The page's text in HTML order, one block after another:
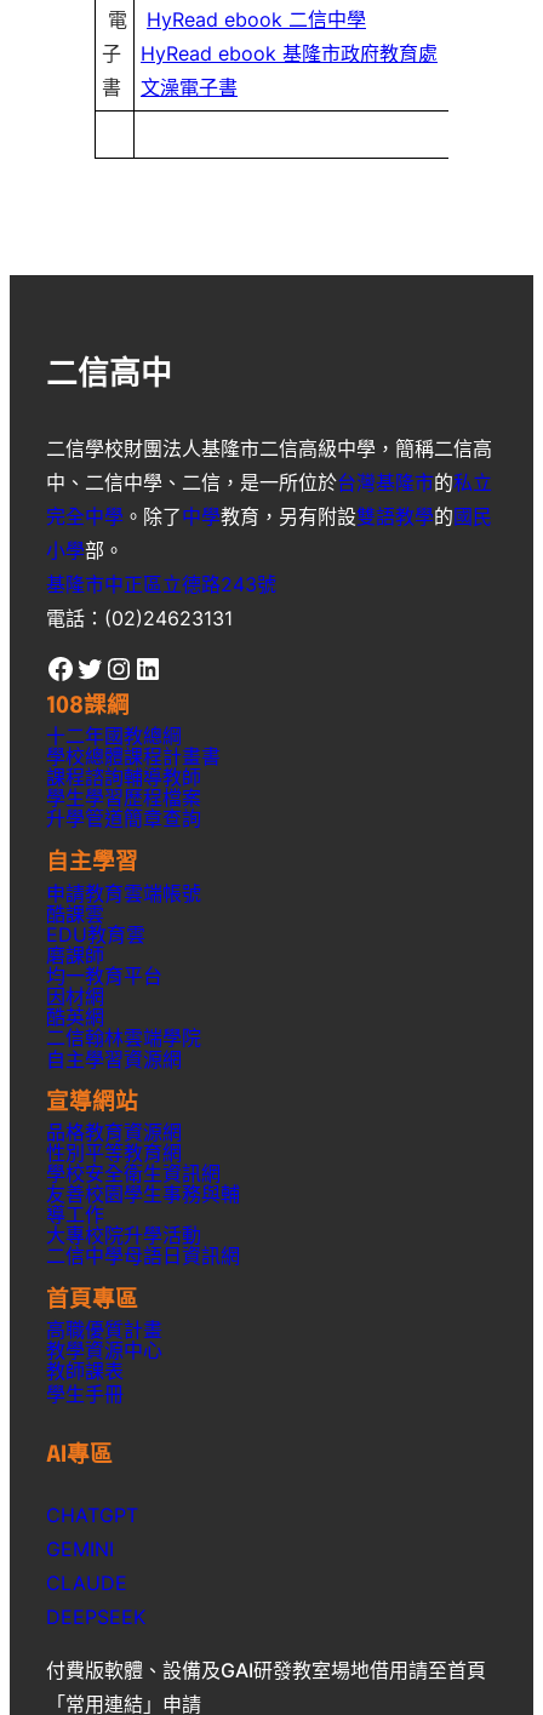
電
子
書
HyRead ebook 二信中學
HyRead ebook 基隆市政府教育處
文澡電子書
二信高中
二信學校財團法人基隆市二信高級中學 ，簡稱二信高
中 、 二信中學 、 二信 ，是一所位於台灣基隆市的私立
完全中學 。除了中學教育，另有附設雙語教學的國民
小學部。
基隆市中正區立德路243號
電話：(02)24623131
Facebook Twitter Instagram LinkedIn
108課綱
十二年國教總綱
學校總體課程計畫書
課程諮詢輔導教師
學生學習歷程檔案
升學管道簡章查詢
自主學習
申請教育雲端帳號
酷課雲
EDU教育雲
磨課師
均一教育平台
因材網
酷英網
二信翰林雲端學院
自主學習資源網
宣導網站
品格教育資源網
性別平等教育網
學校安全衛生資訊網
友善校園學生事務與輔
導工作
大專校院升學活動
二信中學母語日資訊網
首頁專區
高職優質計畫
教學資源中心
教師課表
學生手冊
AI專區
CHATGPT
GEMINI
CLAUDE
DEEPSEEK
付費版軟體、設備及GAI研發教室場地借用請至首頁
「常用連結」申請